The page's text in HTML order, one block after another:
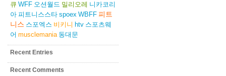
큐 WFF 오션월드 밀리오레 니카코리
아 피트니스스타 spoex WBFF 피트
니스 스포엑스 비키니 htv 스포츠웨
어 musclemania 동대문
Recent Entries
Recent Comments